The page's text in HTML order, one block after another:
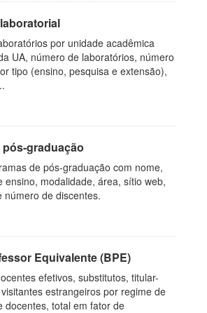
por unidade acadêmica
UA, número de laboratórios, número
tipo (ensino, pesquisa e extensão),
graduação
de pós-graduação com nome,
ensino, modalidade, área, sítio web,
número de discentes.
Equivalente (BPE)
efetivos, substitutos, titular-
estrangeiros por regime de
docentes, total em fator de